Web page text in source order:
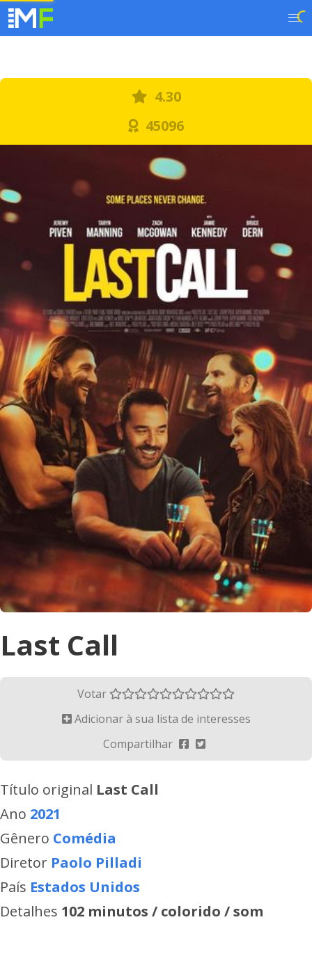
4.30
45096
Last Call
Votar
Adicionar à sua lista de interesses
Compartilhar
Título original Last Call
Ano 2021
Gênero Comédia
Diretor Paolo Pilladi
País Estados Unidos
Detalhes 102 minutos / colorido / som